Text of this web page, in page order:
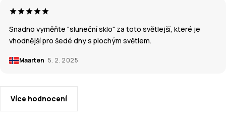
Snadno vyměňte "sluneční sklo" za toto světlejší, které je
vhodnější pro šedé dny s plochým světlem.
Maarten 5. 2. 2025
Více hodnocení